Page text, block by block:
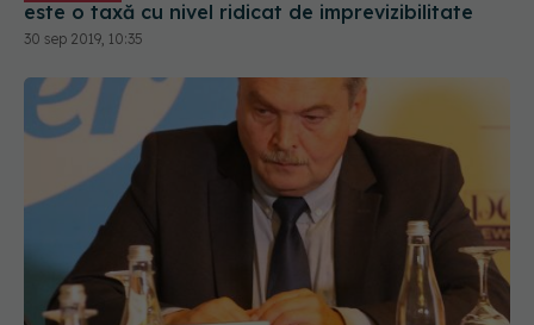
EXCLUSIV
Dr. Laszlo Attila: vor fi măsuri coercitive